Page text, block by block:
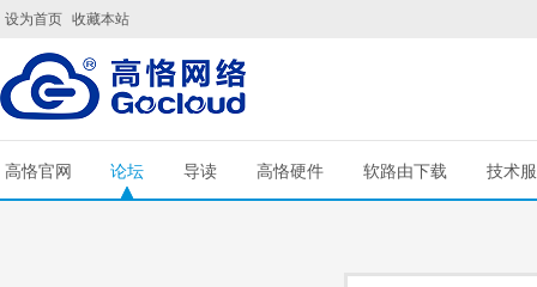
设为首页 收藏本站
高恪官网 论坛 导读 高恪硬件 软路由下载 技术